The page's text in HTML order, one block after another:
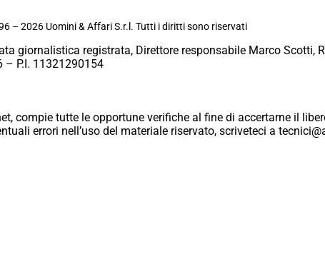
– 2026 Uomini & Affari S.r.l. Tutti i diritti sono riservati
giornalistica registrata, Direttore responsabile Marco Scotti,
– P.I. 11321290154
compie tutte le opportune verifiche al fine di accertarne il
errori nell’uso del materiale riservato, scriveteci a